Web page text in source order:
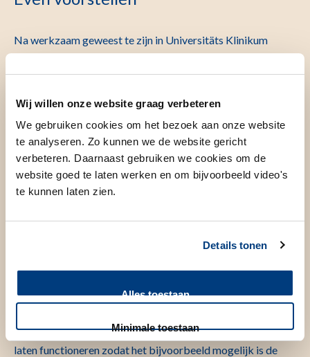
Wij willen onze website graag verbeteren
We gebruiken cookies om het bezoek aan onze website
te analyseren. Zo kunnen we de website gericht
verbeteren. Daarnaast gebruiken we cookies om de
website goed te laten werken en om bijvoorbeeld video's
te kunnen laten zien.
Details tonen
Alles toestaan
Minimale toestaan
Na werkzaam geweest te zijn in Universitäts Klinikum
Nieuwegein en Medisch Centrum de Klokkenberg te Breda
heb ik mijn opleiding vanaf 1995 tot 2000 in het
Republiek Duitsland voltooid al waar ik van 1997 tot 2002
als Oberarzt werkzaam was. Sinds mei 2002 werkzaam als
cardio-thoracaal chirurg op de afdeling thoraxchirurgie van
het LUMC. Vanaf 2007 is hij betrokken bij de transcatheter
baanbrekende ingrepen heeft gedaan. Buiten dit klinische
werk houd ik me ook bezig met onderzoek bij Lifetec group
in Eindhoven alwaar we een ex-vivo kloppend hartmodel
buiten het lichaam onder fysiologische omstandigheden te
laten functioneren zodat het bijvoorbeeld mogelijk is de